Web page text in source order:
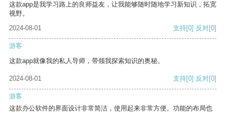
这款app是我学习路上的良师益友，让我能够随时随地学习新知识，拓宽
视野。
2024-08-01
支持[0] 反对[0]
游客
这款app就像我的私人导师，带领我探索知识的奥秘。
2024-08-01 支持[0] 反对[0]
游客
这款办公软件的界面设计非常简洁，使用起来非常方便。功能的布局也